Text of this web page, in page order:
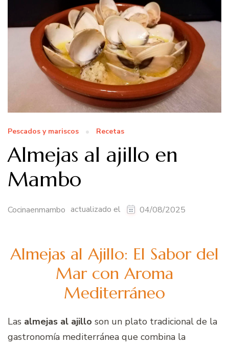
Pescados y mariscos Recetas
Almejas al ajillo en
Mambo
Cocinaenmambo actualizado el 04/08/2025
Almejas al Ajillo: El Sabor del
Mar con Aroma
Mediterráneo
Las almejas al ajillo son un plato tradicional de la
gastronomía mediterránea que combina la